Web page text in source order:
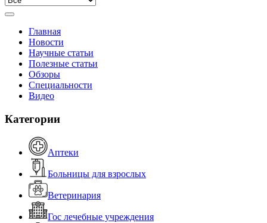
Главная
Новости
Научные статьи
Полезные статьи
Обзоры
Специальности
Видео
Категории
Аптеки
Больницы для взрослых
Ветеринария
Гос лечебные учреждения